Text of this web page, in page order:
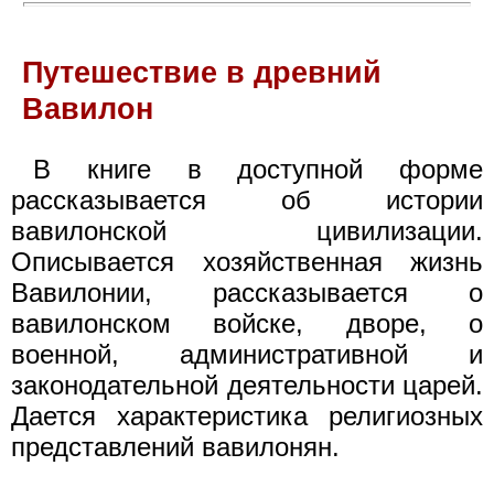
Путешествие в древний
Вавилон
В книге в доступной форме
рассказывается об истории
вавилонской цивилизации.
Описывается хозяйственная жизнь
Вавилонии, рассказывается о
вавилонском войске, дворе, о
военной, административной и
законодательной деятельности царей.
Дается характеристика религиозных
представлений вавилонян.